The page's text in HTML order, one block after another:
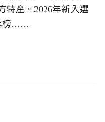
特產。2026年新入選
榜……